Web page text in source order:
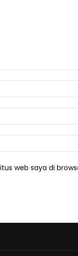
web saya di